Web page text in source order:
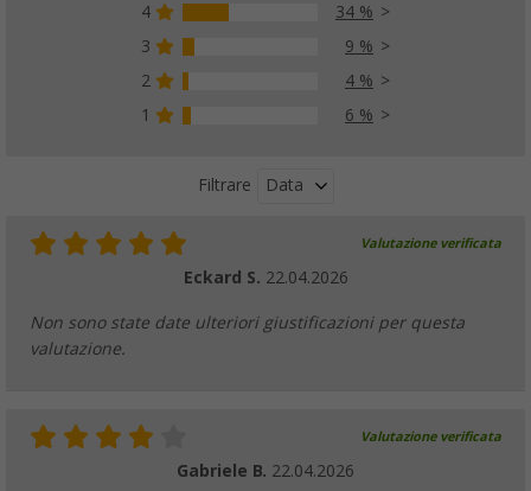
4
34 %
3
9 %
2
4 %
1
6 %
Filtrare Data
Valutazione verificata
Eckard S. 22.04.2026
Non sono state date ulteriori giustificazioni per questa
valutazione.
Valutazione verificata
Gabriele B. 22.04.2026